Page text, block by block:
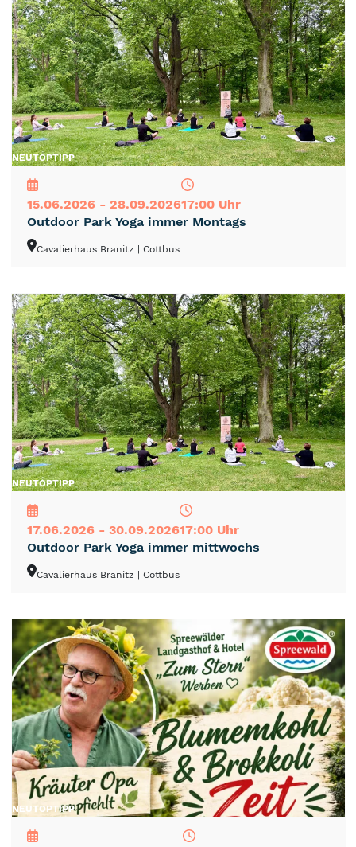
NEUTOPTIPP
15.06.2026 - 28.09.202617:00 Uhr
Outdoor Park Yoga immer Montags
Cavalierhaus Branitz | Cottbus
NEUTOPTIPP
17.06.2026 - 30.09.202617:00 Uhr
Outdoor Park Yoga immer mittwochs
Cavalierhaus Branitz | Cottbus
NEUTOPTIPP